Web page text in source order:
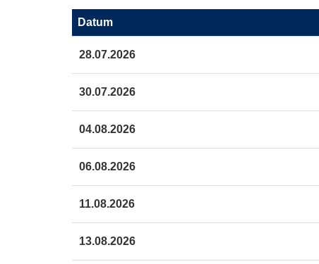
zum
diesen
Kurs
Datum
28.07.2026
30.07.2026
04.08.2026
06.08.2026
11.08.2026
13.08.2026